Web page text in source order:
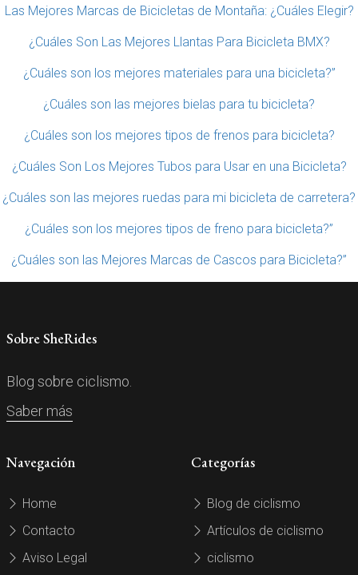
Las Mejores Marcas de Bicicletas de Montaña: ¿Cuáles Elegir?
¿Cuáles Son Las Mejores Llantas Para Bicicleta BMX?
¿Cuáles son los mejores materiales para una bicicleta?”
¿Cuáles son las mejores bielas para tu bicicleta?
¿Cuáles son los mejores tipos de frenos para bicicleta?
¿Cuáles Son Los Mejores Tubos para Usar en una Bicicleta?
¿Cuáles son las mejores ruedas para mi bicicleta de carretera?
¿Cuáles son los mejores tipos de freno para bicicleta?”
¿Cuáles son las Mejores Marcas de Cascos para Bicicleta?”
Sobre SheRides
Blog sobre ciclismo.
Saber más
Navegación
Home
Contacto
Aviso Legal
Categorías
Blog de ciclismo
Artículos de ciclismo
ciclismo